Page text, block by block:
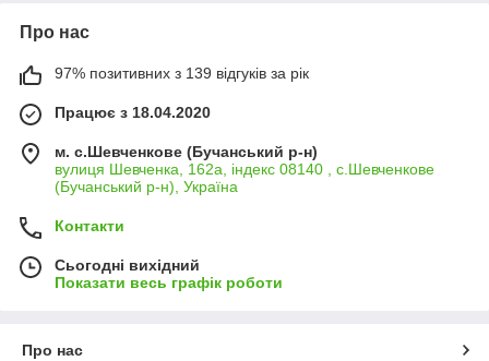
Про нас
97% позитивних з 139 відгуків за рік
Працює з 18.04.2020
м. с.Шевченкове (Бучанський р-н)
вулиця Шевченка, 162а, індекс 08140 , с.Шевченкове
(Бучанський р-н), Україна
Контакти
Сьогодні вихідний
Показати весь графік роботи
Про нас